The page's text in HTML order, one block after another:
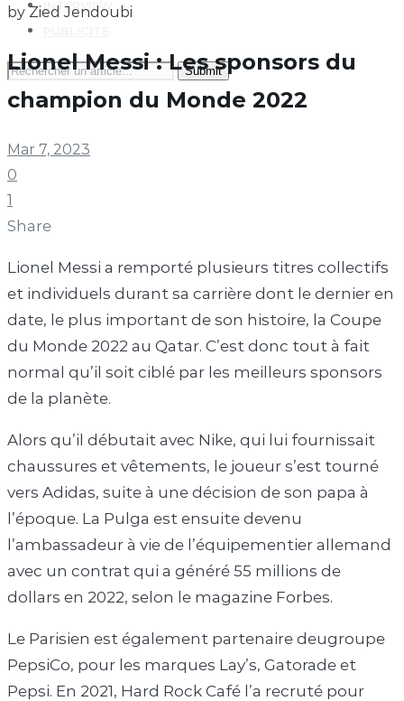
INTERVIEW
Search
for:
by Zied Jendoubi
Lionel Messi : Les sponsors du
champion du Monde 2022
Mar 7, 2023
0
1
Share
Lionel Messi a remporté plusieurs titres collectifs
et individuels durant sa carrière dont le dernier en
date, le plus important de son histoire, la Coupe
du Monde 2022 au Qatar. C’est donc tout à fait
normal qu’il soit ciblé par les meilleurs sponsors
de la planète.
Alors qu’il débutait avec Nike, qui lui fournissait
chaussures et vêtements, le joueur s’est tourné
vers Adidas, suite à une décision de son papa à
l’époque. La Pulga est ensuite devenu
l’ambassadeur à vie de l’équipementier allemand
avec un contrat qui a généré 55 millions de
dollars en 2022, selon le magazine Forbes.
Le Parisien est également partenaire deugroupe
PepsiCo, pour les marques Lay’s, Gatorade et
Pepsi. En 2021, Hard Rock Café l’a recruté pour